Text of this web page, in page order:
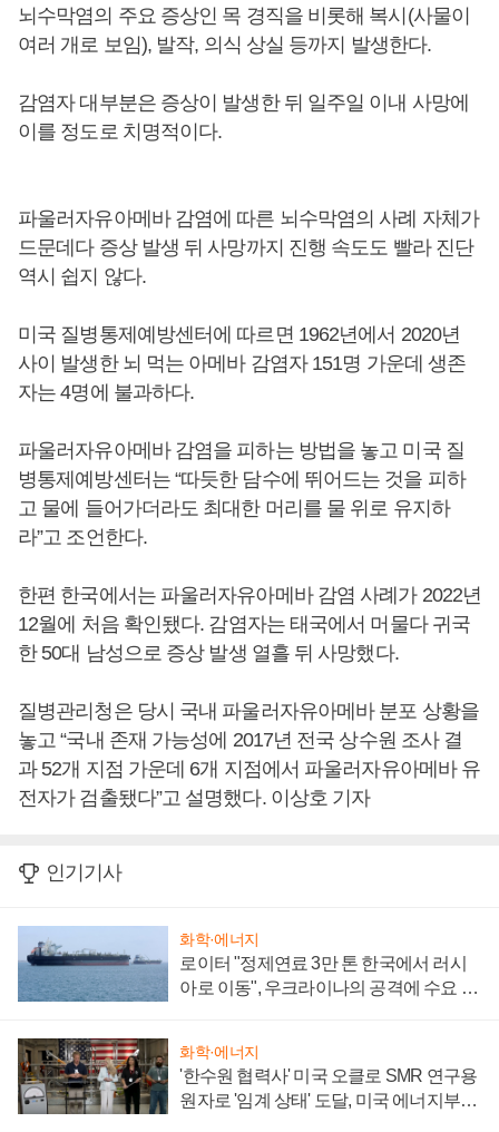
뇌수막염의 주요 증상인 목 경직을 비롯해 복시(사물이
여러 개로 보임), 발작, 의식 상실 등까지 발생한다.
감염자 대부분은 증상이 발생한 뒤 일주일 이내 사망에
이를 정도로 치명적이다.
파울러자유아메바 감염에 따른 뇌수막염의 사례 자체가
드문데다 증상 발생 뒤 사망까지 진행 속도도 빨라 진단
역시 쉽지 않다.
미국 질병통제예방센터에 따르면 1962년에서 2020년
사이 발생한 뇌 먹는 아메바 감염자 151명 가운데 생존
자는 4명에 불과하다.
파울러자유아메바 감염을 피하는 방법을 놓고 미국 질
병통제예방센터는 “따듯한 담수에 뛰어드는 것을 피하
고 물에 들어가더라도 최대한 머리를 물 위로 유지하
라”고 조언한다.
한편 한국에서는 파울러자유아메바 감염 사례가 2022년
12월에 처음 확인됐다. 감염자는 태국에서 머물다 귀국
한 50대 남성으로 증상 발생 열흘 뒤 사망했다.
질병관리청은 당시 국내 파울러자유아메바 분포 상황을
놓고 “국내 존재 가능성에 2017년 전국 상수원 조사 결
과 52개 지점 가운데 6개 지점에서 파울러자유아메바 유
전자가 검출됐다”고 설명했다. 이상호 기자
인기기사
화학·에너지
로이터 "정제연료 3만 톤 한국에서 러시
아로 이동", 우크라이나의 공격에 수요 늘
화학·에너지
'한수원 협력사' 미국 오클로 SMR 연구용
원자로 '임계 상태' 도달, 미국 에너지부